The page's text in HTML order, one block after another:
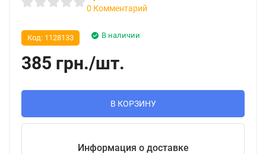
0 Комментарий
В наличии
Код: 1128133
385 грн./шт.
В КОРЗИНУ
Информация о доставке